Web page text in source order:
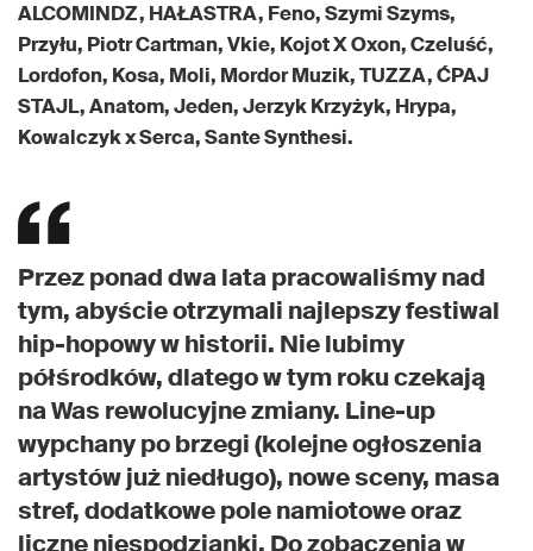
ALCOMINDZ, HAŁASTRA, Feno, Szymi Szyms,
Przyłu, Piotr Cartman, Vkie, Kojot X Oxon, Czeluść,
Lordofon, Kosa, Moli, Mordor Muzik, TUZZA, ĆPAJ
STAJL, Anatom, Jeden, Jerzyk Krzyżyk, Hrypa,
Kowalczyk x Serca, Sante Synthesi.
Przez ponad dwa lata pracowaliśmy nad
tym, abyście otrzymali najlepszy festiwal
hip-hopowy w historii. Nie lubimy
półśrodków, dlatego w tym roku czekają
na Was rewolucyjne zmiany. Line-up
wypchany po brzegi (kolejne ogłoszenia
artystów już niedługo), nowe sceny, masa
stref, dodatkowe pole namiotowe oraz
liczne niespodzianki. Do zobaczenia w